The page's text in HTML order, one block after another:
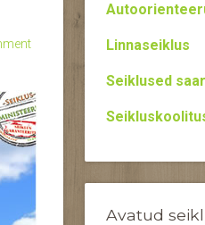
Linnaseiklus
Seiklused
Avatud